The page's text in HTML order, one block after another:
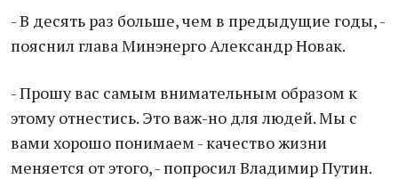
- В десять раз больше, чем в предыдущие годы, -
пояснил глава Минэнерго Александр Новак.
- Прошу вас самым внимательным образом к
этому отнестись. Это важ-но для людей. Мы с
вами хорошо понимаем - качество жизни
меняется от этого, - попросил Владимир Путин.